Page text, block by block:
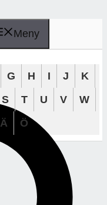
Meny
G H I J
K
S T U V
W
Ä Ö